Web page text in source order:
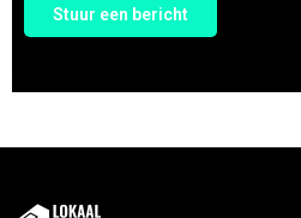
Stuur een bericht